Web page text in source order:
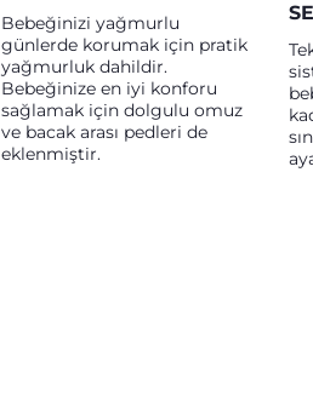
Bebeğinizi yağmurlu
günlerde korumak için pratik
yağmurluk dahildir.
Bebeğinize en iyi konforu
sağlamak için dolgulu omuz
ve bacak arası pedleri de
eklenmiştir.